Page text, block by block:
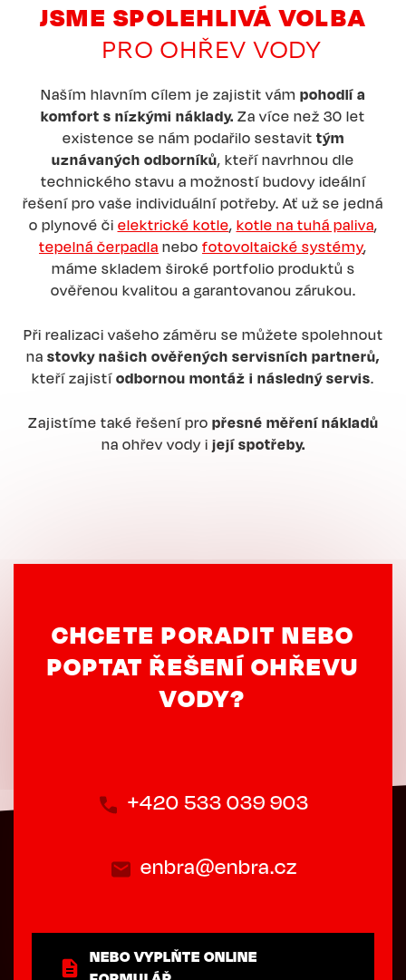
JSME SPOLEHLIVÁ VOLBA
PRO OHŘEV VODY
Naším hlavním cílem je zajistit vám pohodlí a
komfort s nízkými náklady. Za více než 30 let
existence se nám podařilo sestavit tým
uznávaných odborníků, kteří navrhnou dle
technického stavu a možností budovy ideální
řešení pro vaše individuální potřeby. Ať už se jedná
o plynové či elektrické kotle, kotle na tuhá paliva,
tepelná čerpadla nebo fotovoltaické systémy,
máme skladem široké portfolio produktů s
ověřenou kvalitou a garantovanou zárukou.
Při realizaci vašeho záměru se můžete spolehnout
na stovky našich ověřených servisních partnerů,
kteří zajistí odbornou montáž i následný servis.
Zajistíme také řešení pro přesné měření nákladů
na ohřev vody i její spotřeby.
CHCETE PORADIT NEBO
POPTAT ŘEŠENÍ OHŘEVU
VODY?
+420 533 039 903
enbra@enbra.cz
NEBO VYPLŇTE ONLINE